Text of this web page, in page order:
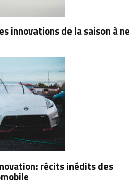
innovations de la saison à ne
récits inédits des